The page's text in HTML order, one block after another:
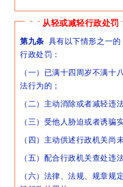
从轻或减轻行政处罚
第九条 具有以下情形之一
行政处罚：
（一）已满十四周岁不满十
法行为的；
（二）主动消除或者减轻违
（三）受他人胁迫或者诱骗
（四）主动供述行政机关尚
（五）配合行政机关查处违
（六）法律、法规、规章规